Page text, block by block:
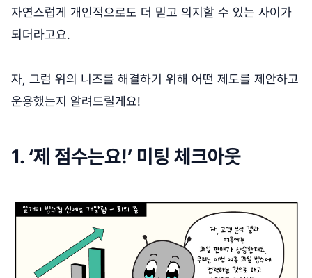
자연스럽게 개인적으로도 더 믿고 의지할 수 있는 사이가
되더라고요.
자, 그럼 위의 니즈를 해결하기 위해 어떤 제도를 제안하고
운용했는지 알려드릴게요!
1. ‘제 점수는요!’ 미팅 체크아웃